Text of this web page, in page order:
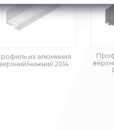
из алюминия
нижний 2014